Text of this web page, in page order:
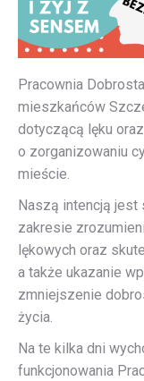
Pracownia
mieszkańców
dotyczącą lęku
o zorganizowaniu
mieście.
Naszą intencją jest
zakresie
lękowych oraz
a także ukazanie
zmniejszenie
życia.
Na te kilka dni
funkcjonowania